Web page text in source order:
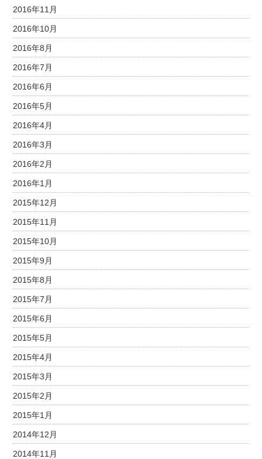
2016年11月
2016年10月
2016年8月
2016年7月
2016年6月
2016年5月
2016年4月
2016年3月
2016年2月
2016年1月
2015年12月
2015年11月
2015年10月
2015年9月
2015年8月
2015年7月
2015年6月
2015年5月
2015年4月
2015年3月
2015年2月
2015年1月
2014年12月
2014年11月